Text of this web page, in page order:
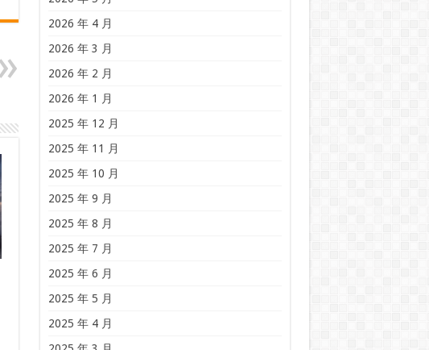
2026 年 4 月
2026 年 3 月
2026 年 2 月
2026 年 1 月
2025 年 12 月
2025 年 11 月
2025 年 10 月
2025 年 9 月
2025 年 8 月
2025 年 7 月
2025 年 6 月
2025 年 5 月
2025 年 4 月